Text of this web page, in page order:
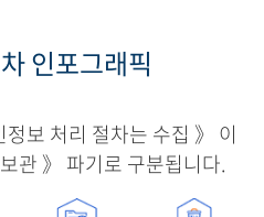
인포그래픽
보 처리 절차는 수집 》 이
관 》 파기로 구분됩니다.